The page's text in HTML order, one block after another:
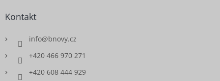
Kontakt
info@bnovy.cz
+420 466 970 271
+420 608 444 929